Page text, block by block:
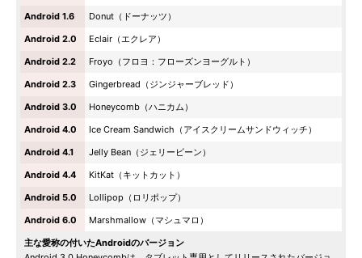
Android 1.6
Donut（ドーナッツ）
Android 2.0
Eclair（エクレア）
Android 2.2
Froyo（フロヨ：フローズンヨーグルト）
Android 2.3
Gingerbread（ジンジャーブレッド）
Android 3.0
Honeycomb（ハニカム）
Android 4.0
Ice Cream Sandwich（アイスクリームサンドウィッチ）
Android 4.1
Jelly Bean（ジェリービーン）
Android 4.4
KitKat（キットカット）
Android 5.0
Lollipop（ロリポップ）
Android 6.0
Marshmallow（マシュマロ）
主な愛称の付いたAndroidのバージョン